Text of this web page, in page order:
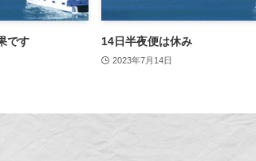
です 14日半夜便は休み
2023年7月14日